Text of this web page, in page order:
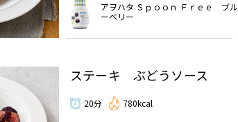
アヲハタ Ｓｐｏｏｎ Ｆｒｅｅ ブル
ーベリー
ステーキ ぶどうソース
20分 780kcal